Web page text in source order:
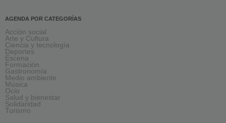
AGENDA POR CATEGORÍAS
Acción social
Arte y Cultura
Ciencia y tecnología
Deportes
Escena
Formación
Gastronomía
Medio ambiente
Música
Ocio
Salud y bienestar
Solidaridad
Turismo